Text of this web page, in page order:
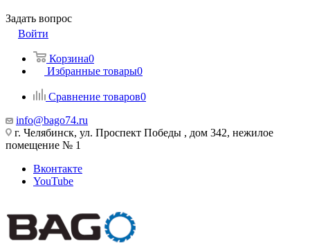
Задать вопрос
Войти
Корзина0
Избранные товары0
Сравнение товаров0
info@bago74.ru
г. Челябинск, ул. Проспект Победы , дом 342, нежилое
помещение № 1
Вконтакте
YouTube